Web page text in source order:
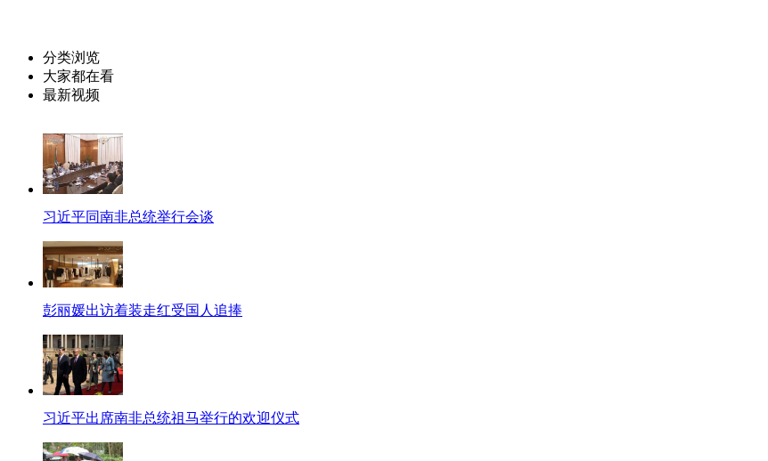
分类浏览
大家都在看
最新视频
习近平同南非总统举行会谈
彭丽媛出访着装走红受国人追捧
习近平出席南非总统祖马举行的欢迎仪式